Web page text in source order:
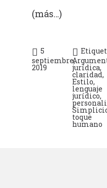
(más…)
5
septiembre,
2019 jurídica,
claridad,
Estilo,
lenguaje
jurídico,
toque
humano